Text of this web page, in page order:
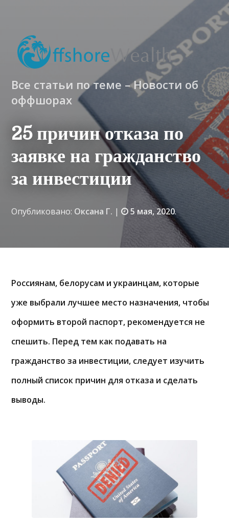
Все статьи по теме – Новости об
оффшорах
25 причин отказа по
заявке на гражданство
за инвестиции
Опубликовано: Оксана Г. | 5 мая, 2020.
Россиянам, белорусам и украинцам, которые
уже выбрали лучшее место назначения, чтобы
оформить второй паспорт, рекомендуется не
спешить. Перед тем как подавать на
гражданство за инвестиции, следует изучить
полный список причин для отказа и сделать
выводы.